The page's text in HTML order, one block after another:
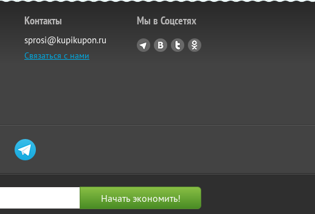
Контакты
sprosi@kupikupon.ru
Связаться с нами
Мы в Соцсетях